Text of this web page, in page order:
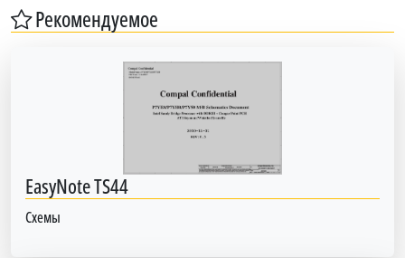
Рекомендуемое
EasyNote TS44
Схемы